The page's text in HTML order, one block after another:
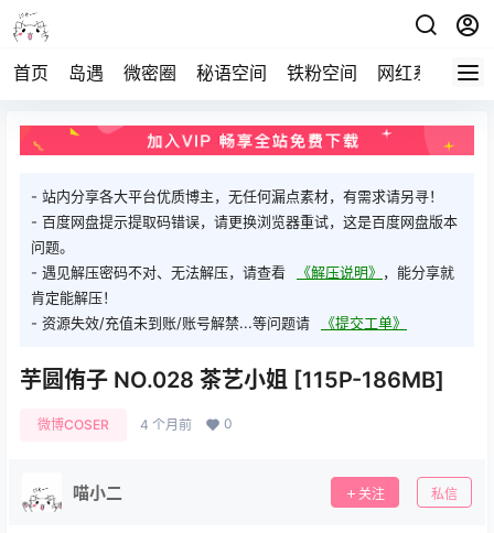
首页 岛遇 微密圈 秘语空间 铁粉空间 网红系列 打
- 站内分享各大平台优质博主，无任何漏点素材，有需求请另寻！
- 百度网盘提示提取码错误，请更换浏览器重试，这是百度网盘版本
问题。
- 遇见解压密码不对、无法解压，请查看
《解压说明》 ，能分享就
肯定能解压！
- 资源失效/充值未到账/账号解禁...等问题请
《提交工单》
芋圆侑子 NO.028 茶艺小姐 [115P-186MB]
微博COSER 4 个月前 0
喵小二 关注 私信